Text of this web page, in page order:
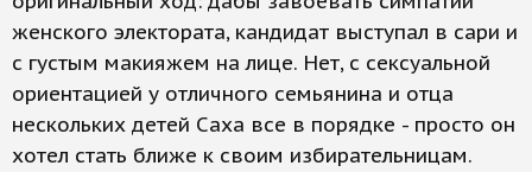
женского электората, кандидат выступал в сари и
с густым макияжем на лице. Нет, с сексуальной
ориентацией у отличного семьянина и отца
нескольких детей Саха все в порядке - просто он
хотел стать ближе к своим избирательницам.